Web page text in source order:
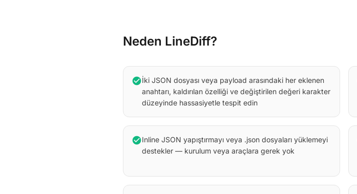
Neden LineDiff?
check_circleİki JSON dosyası veya payload arasındaki her eklenen
anahtarı, kaldırılan özelliği ve değiştirilen değeri karakter
düzeyinde hassasiyetle tespit edin
check_circleInline JSON yapıştırmayı veya .json dosyaları yüklemeyi
destekler — kurulum veya araçlara gerek yok